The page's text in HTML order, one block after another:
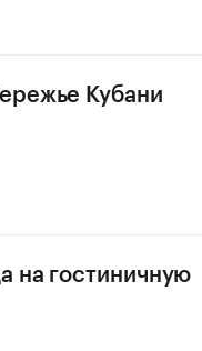
Кубани
на гостиничную